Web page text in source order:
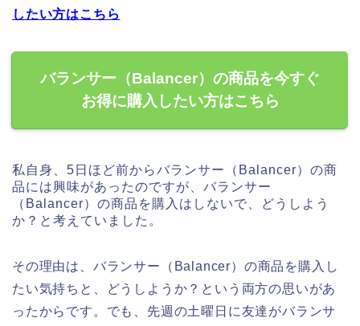
したい方はこちら
バランサー（Balancer）の商品を今すぐ
お得に購入したい方はこちら
私自身、5日ほど前からバランサー（Balancer）の商
品には興味があったのですが、バランサー
（Balancer）の商品を購入はしないで、どうしよう
か？と考えていました。
その理由は、バランサー（Balancer）の商品を購入し
たい気持ちと、どうしようか？という両方の思いがあ
ったからです。でも、先週の土曜日に友達がバランサ